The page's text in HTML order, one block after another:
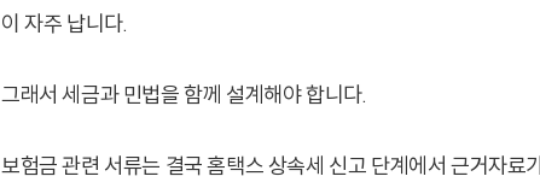
이 자주 납니다.
그래서 세금과 민법을 함께 설계해야 합니다.
보험금 관련 서류는 결국 홈택스 상속세 신고 단계에서 근거자료